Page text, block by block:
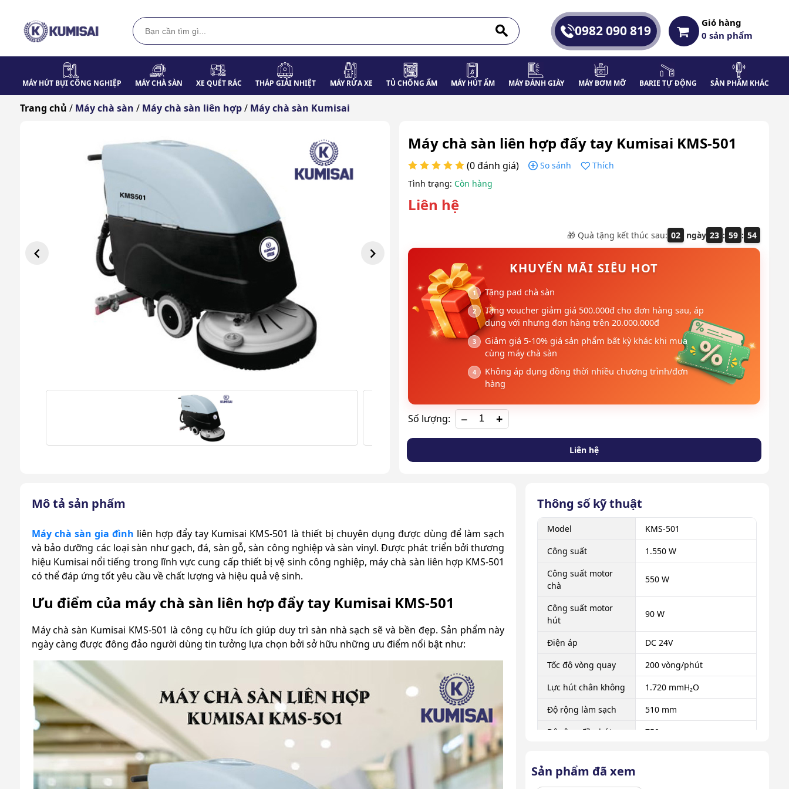
0982 090 819
Giỏ hàng
0sản phẩm
MÁY HÚT BỤI CÔNG NGHIỆP MÁY CHÀ SÀN XE QUÉT RÁC THÁP GIẢI NHIỆT MÁY RỬA XE TỦ CHỐNG ẨM MÁY HÚT ẨM MÁY ĐÁNH GIÀY MÁY BƠM MỠ BARIE TỰ ĐỘNG SẢN PHẨM KHÁC
Trang chủ / Máy chà sàn / Máy chà sàn liên hợp / Máy chà sàn Kumisai
Máy chà sàn liên hợp đẩy tay Kumisai KMS-501
(0 đánh giá) So sánh
Thích
Tình trạng: Còn hàng
Liên hệ
🎁 Quà tặng kết thúc sau: 02 ngày 23 : 59 : 53
KHUYẾN MÃI SIÊU HOT
Tặng pad chà sàn
Tặng voucher giảm giá 500.000đ cho đơn hàng sau, áp
dụng với nhưng đơn hàng trên 20.000.000đ
Giảm giá 5-10% giá sản phẩm bất kỳ khác khi mua
cùng máy chà sàn
Không áp dụng đồng thời nhiều chương trình/đơn
hàng
Số lượng: +
Liên hệ
Mô tả sản phẩm
Máy chà sàn gia đình liên hợp đẩy tay Kumisai KMS-501 là thiết bị chuyên dụng được dùng để làm sạch
và bảo dưỡng các loại sàn như gạch, đá, sàn gỗ, sàn công nghiệp và sàn vinyl. Được phát triển bởi thương
hiệu Kumisai nổi tiếng trong lĩnh vực cung cấp thiết bị vệ sinh công nghiệp, máy chà sàn liên hợp KMS-501
có thể đáp ứng tốt yêu cầu về chất lượng và hiệu quả vệ sinh.
Ưu điểm của máy chà sàn liên hợp đẩy tay Kumisai KMS-501
Máy chà sàn Kumisai KMS-501 là công cụ hữu ích giúp duy trì sàn nhà sạch sẽ và bền đẹp. Sản phẩm này
ngày càng được đông đảo người dùng tin tưởng lựa chọn bởi sở hữu những ưu điểm nổi bật như:
Thông số kỹ thuật
Model
KMS-501
Công suất
1.550 W
Công suất motor
chà
550 W
Công suất motor
hút
90 W
Điện áp
DC 24V
Tốc độ vòng quay
200 vòng/phút
Lực hút chân không
1.720 mmH₂O
Độ rộng làm sạch
510 mm
Độ rộng đầu hút
750 mm
chứa nước sạch
Sản phẩm đã xem